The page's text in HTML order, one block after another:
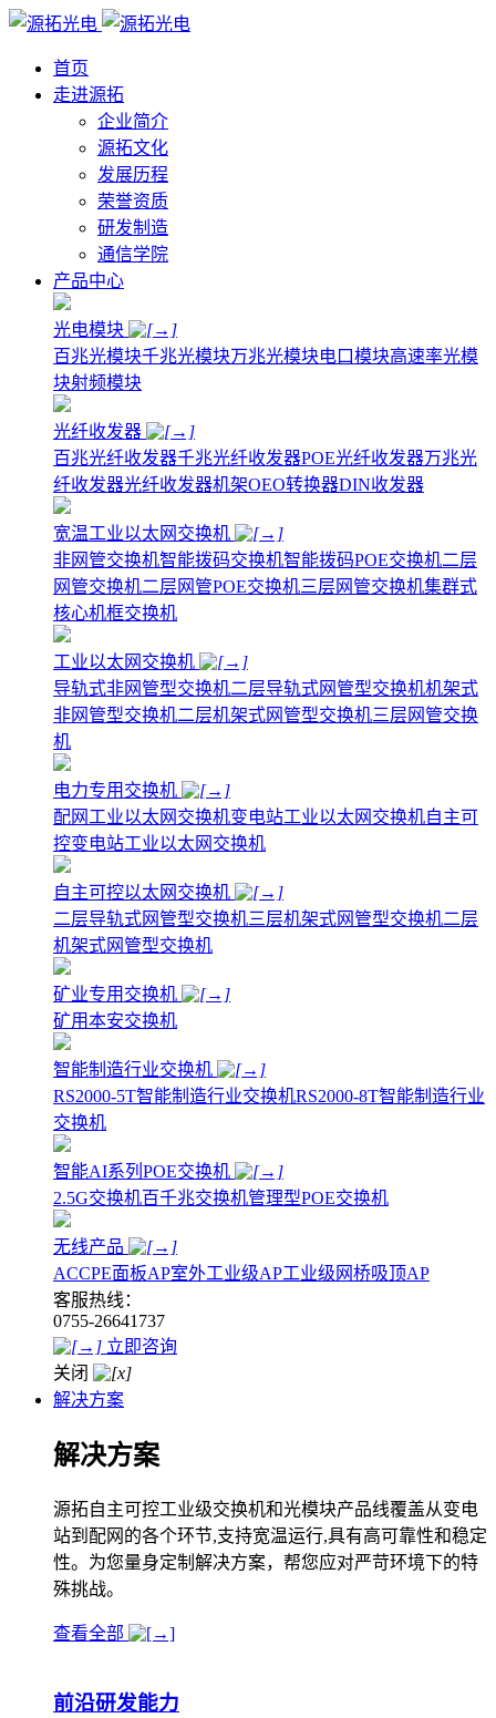
首页
走进源拓
企业简介
源拓文化
发展历程
荣誉资质
研发制造
通信学院
产品中心
光电模块
百兆光模块千兆光模块万兆光模块电口模块高速率光模
块射频模块
光纤收发器
百兆光纤收发器千兆光纤收发器POE光纤收发器万兆光
纤收发器光纤收发器机架OEO转换器DIN收发器
宽温工业以太网交换机
非网管交换机智能拨码交换机智能拨码POE交换机二层
网管交换机二层网管POE交换机三层网管交换机集群式
核心机框交换机
工业以太网交换机
导轨式非网管型交换机二层导轨式网管型交换机机架式
非网管型交换机二层机架式网管型交换机三层网管交换
机
电力专用交换机
配网工业以太网交换机变电站工业以太网交换机自主可
控变电站工业以太网交换机
自主可控以太网交换机
二层导轨式网管型交换机三层机架式网管型交换机二层
机架式网管型交换机
矿业专用交换机
矿用本安交换机
智能制造行业交换机
RS2000-5T智能制造行业交换机RS2000-8T智能制造行业
交换机
智能AI系列POE交换机
2.5G交换机百千兆交换机管理型POE交换机
无线产品
ACCPE面板AP室外工业级AP工业级网桥吸顶AP
客服热线：
0755-26641737
立即咨询
关闭
解决方案
解决方案
源拓自主可控工业级交换机和光模块产品线覆盖从变电
站到配网的各个环节,支持宽温运行,具有高可靠性和稳定
性。为您量身定制解决方案，帮您应对严苛环境下的特
殊挑战。
查看全部
前沿研发能力